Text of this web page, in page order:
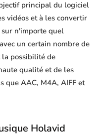
principal du logiciel
vidéos et à les convertir
n'importe quel
un certain nombre de
possibilité de
qualité et de les
que AAC, M4A, AIFF et
Holavid